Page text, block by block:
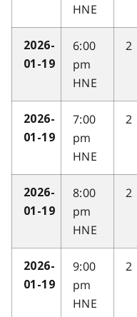
HNE
2026-
01-19
6:00
pm
HNE
2
2026-
01-19
7:00
pm
HNE
2
2026-
01-19
8:00
pm
HNE
2
2026-
01-19
9:00
pm
HNE
2